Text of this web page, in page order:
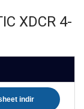
XDCR 4-
indir